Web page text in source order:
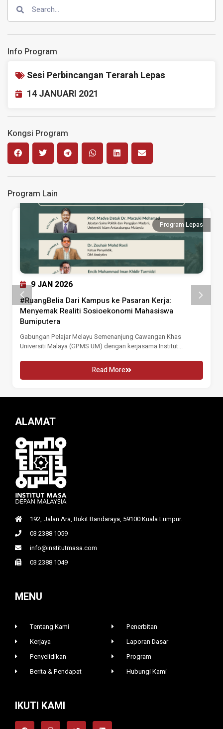
Info Program
Sesi Perbincangan Terarah Lepas
14 JANUARI 2021
Kongsi Program
Program Lain
9 JAN 2026
Program Lepas
#RuangBelia Dari Kampus ke Pasaran Kerja:
Menyemak Realiti Sosioekonomi Mahasiswa
Bumiputera
Gabungan Pelajar Melayu Semenanjung Cawangan Khas
Universiti Malaya (GPMS UM) dengan kerjasama Institut...
Read More
ALAMAT
192, Jalan Ara, Bukit Bandaraya, 59100 Kuala Lumpur.
03 2388 1059
info@institutmasa.com
03 2388 1049
MENU
Tentang Kami
Kerjaya
Penyelidikan
Berita & Pendapat
Penerbitan
Laporan Dasar
Program
Hubungi Kami
IKUTI KAMI